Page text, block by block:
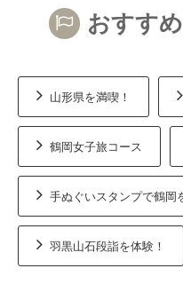
おすす
山形県を満喫！
鶴岡女子旅コース
手ぬぐいスタンプで鶴岡
羽黒山石段詣を体験！